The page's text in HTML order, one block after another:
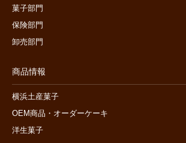
菓子部門
保険部門
卸売部門
商品情報
横浜土産菓子
OEM商品・オーダーケーキ
洋生菓子